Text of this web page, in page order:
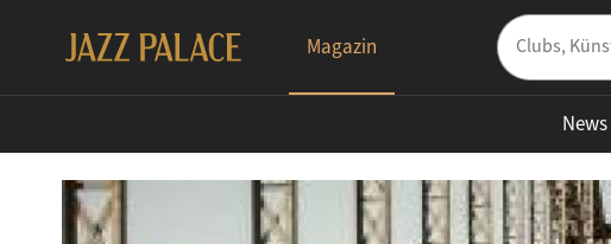
Magazin
News